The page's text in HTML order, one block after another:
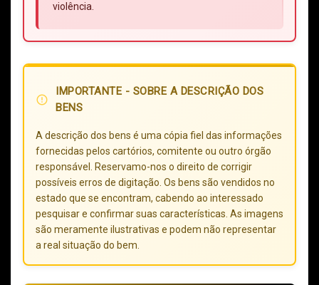
violência.
error_outline
IMPORTANTE - SOBRE A DESCRIÇÃO DOS
BENS
A descrição dos bens é uma cópia fiel das informações
fornecidas pelos cartórios, comitente ou outro órgão
responsável. Reservamo-nos o direito de corrigir
possíveis erros de digitação. Os bens são vendidos no
estado que se encontram, cabendo ao interessado
pesquisar e confirmar suas características. As imagens
são meramente ilustrativas e podem não representar
a real situação do bem.